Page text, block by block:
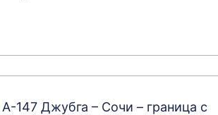
147 Джубга – Сочи – граница с